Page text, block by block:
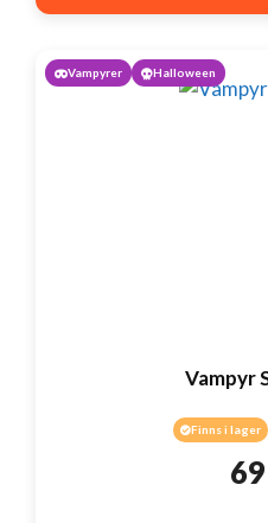
Vampyrer Halloween
Vampyr
Finns i lager
69